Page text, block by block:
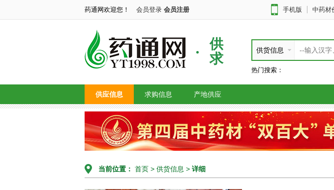
药通网欢迎您！ 会员登录 会员注册 手机版 中药材
供
求
供货信息
热门搜索：
供应信息 求购信息 产地供应
当前位置： 首页 > 供货信息 > 详细